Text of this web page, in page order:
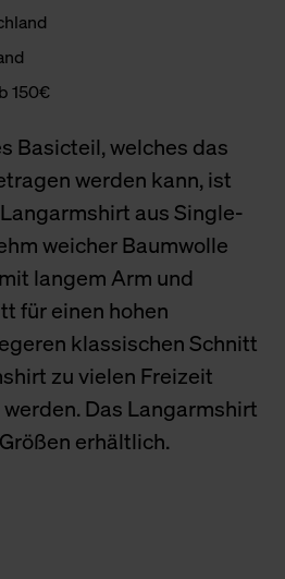
150€
Basicteil, welches das
werden kann, ist
aus Single-
weicher Baumwolle
langem Arm und
für einen hohen
klassischen Schnitt
zu vielen Freizeit
Das Langarmshirt
erhältlich.